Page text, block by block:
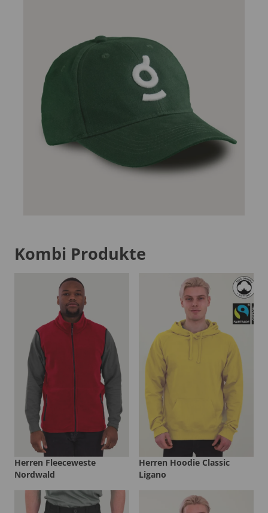
Kombi Produkte
Herren Fleeceweste
Nordwald
Herren Hoodie Classic
Ligano